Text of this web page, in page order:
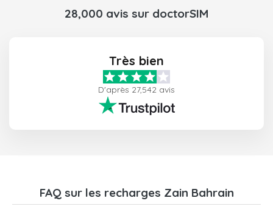
28,000 avis sur doctorSIM
Très bien
D'après 27,542 avis
FAQ sur les recharges Zain Bahrain